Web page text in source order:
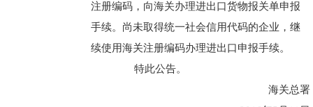
注册编码，向海关办理进出口货物报关单申报
手续。尚未取得统一社会信用代码的企业，继
续使用海关注册编码办理进出口申报手续。
特此公告。
海关总署